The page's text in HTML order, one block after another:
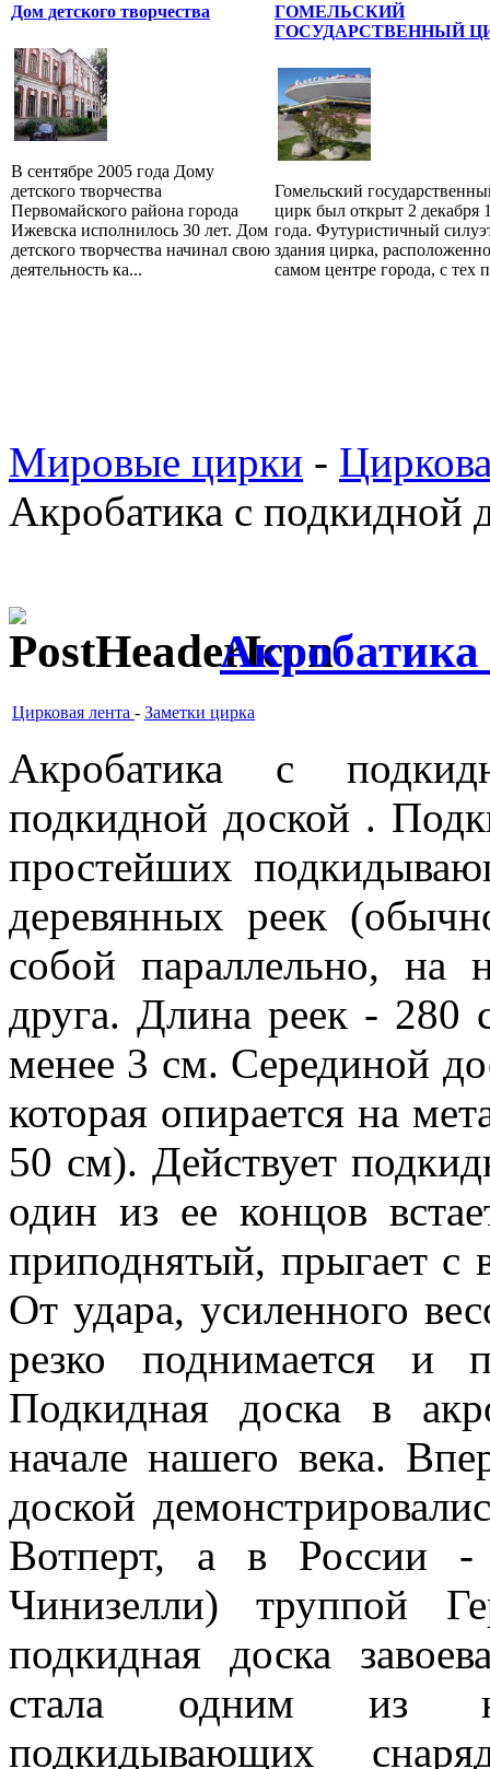
Дом детского творчества
В сентябре 2005 года Дому
детского творчества
Первомайского района города
Ижевска исполнилось 30 лет. Дом
детского творчества начинал свою
деятельность ка...
ГОМЕЛЬСКИЙ
ГОСУДАРСТВЕННЫЙ
Гомельский
цирк был открыт 2 декабря
года. Футуристичный
здания цирка,
самом центре города, с тех
Мировые цирки -
Акробатика с подкидной
Акробатика
Цирковая лента - Заметки цирка
Акробатика с
подкидной доской .
простейших
деревянных реек
собой параллельно, на
друга. Длина реек -
менее 3 см. Серединой
которая опирается на
50 см). Действует
один из ее концов
приподнятый, прыгает с
От удара, усиленного
резко поднимается и
Подкидная доска в
начале нашего века.
доской
Вотперт, а в России
Чинизелли) труппой
подкидная доска
стала одним из
подкидывающих